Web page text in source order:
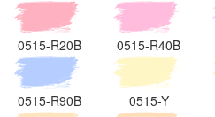
0515-R20B 0515-R40B
0515-R90B 0515-Y